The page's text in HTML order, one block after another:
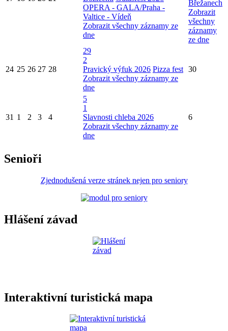
OPERA - GALA/Praha -
Valtice - Vídeň
Zobrazit všechny záznamy ze
dne
Břežanech
Zobrazit
všechny
záznamy
ze dne
24 25 26 27 28
29
2
Pravický výfuk 2026 Pizza fest
Zobrazit všechny záznamy ze
dne
30
31 1 2 3 4
5
1
Slavnosti chleba 2026
Zobrazit všechny záznamy ze
dne
6
Senioři
Zjednodušená verze stránek nejen pro seniory
Hlášení závad
Interaktivní turistická mapa